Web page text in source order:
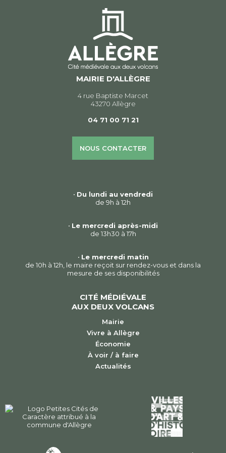
MAIRIE D'ALLÈGRE
4 rue Baptiste Marcet
43270 Allègre
04 71 00 71 21
NOUS CONTACTER
• Du lundi au vendredi
de 9h à 12h
• Le mercredi après-midi
de 13h30 à 17h
• Le mercredi matin
de 10h à 12h, le maire reçoit sur rendez-vous et dans la
mesure de ses disponibilités
CITÉ MÉDIÉVALE
AUX DEUX VOLCANS
Mairie
Vivre à Allègre
Économie
À voir / à faire
Actualités